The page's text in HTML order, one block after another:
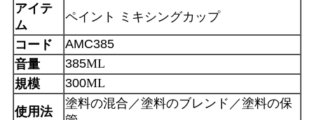
アイテ
ム
ペイント
ミキシングカップ
コード
AMC385
音量
385ML
規模
300ML
使用法
塗料の混合／塗料のブレンド／塗料の保